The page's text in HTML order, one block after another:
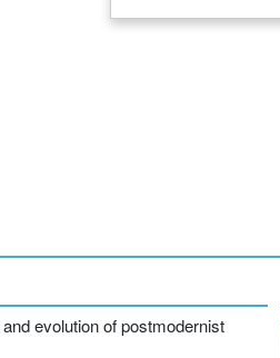
evolution of postmodernist